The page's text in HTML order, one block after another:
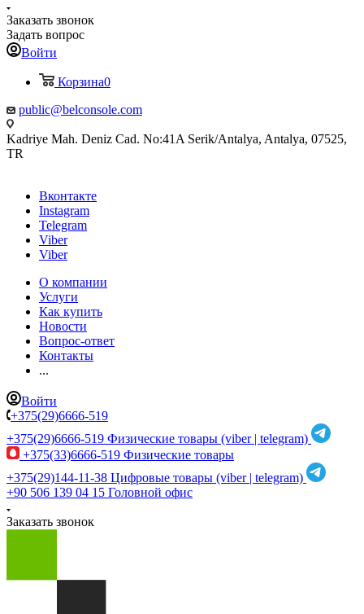
Заказать звонок
Задать вопрос
Войти
Корзина0
public@belconsole.com
Kadriye Mah. Deniz Cad. No:41A Serik/Antalya, Antalya, 07525,
TR
Вконтакте
Instagram
Telegram
Viber
Viber
О компании
Услуги
Как купить
Новости
Вопрос-ответ
Контакты
...
Войти
+375(29)6666-519
+375(29)6666-519 Физические товары (viber | telegram)
+375(33)6666-519 Физические товары
+375(29)144-11-38 Цифровые товары (viber | telegram)
+90 506 139 04 15 Головной офис
Заказать звонок